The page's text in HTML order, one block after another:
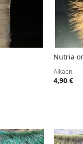
VERTAILUUN
Nutria
Alkaen
4,90 €